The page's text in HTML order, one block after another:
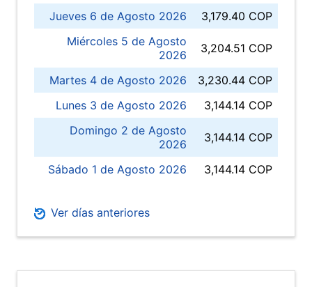
Jueves 6 de Agosto 2026
3,179.40 COP
Miércoles 5 de Agosto
2026
3,204.51 COP
Martes 4 de Agosto 2026
3,230.44 COP
Lunes 3 de Agosto 2026
3,144.14 COP
Domingo 2 de Agosto
2026
3,144.14 COP
Sábado 1 de Agosto 2026 3,144.14 COP
Ver días anteriores